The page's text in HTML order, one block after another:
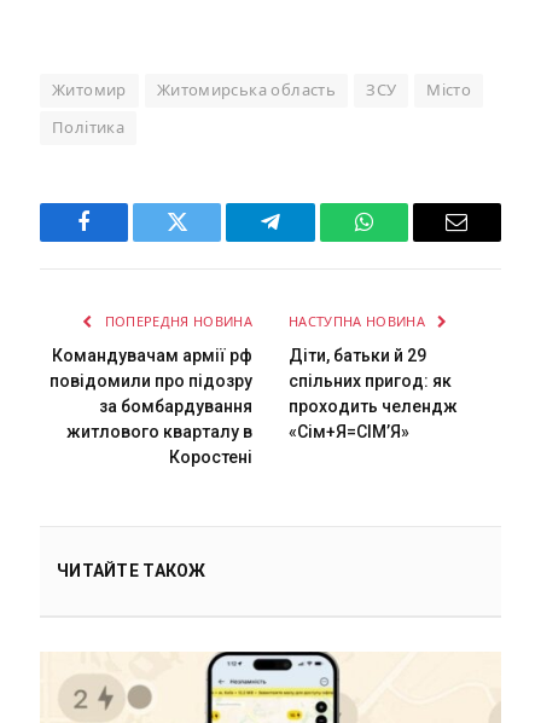
Житомир Житомирська область ЗСУ Місто
Політика
Facebook Twitter Telegram WhatsAppEmail
ПОПЕРЕДНЯ НОВИНА
Командувачам армії рф
повідомили про підозру
за бомбардування
житлового кварталу в
Коростені
НАСТУПНА НОВИНА
Діти, батьки й 29
спільних пригод: як
проходить челендж
«Сім+Я=СІМ’Я»
ЧИТАЙТЕ ТАКОЖ